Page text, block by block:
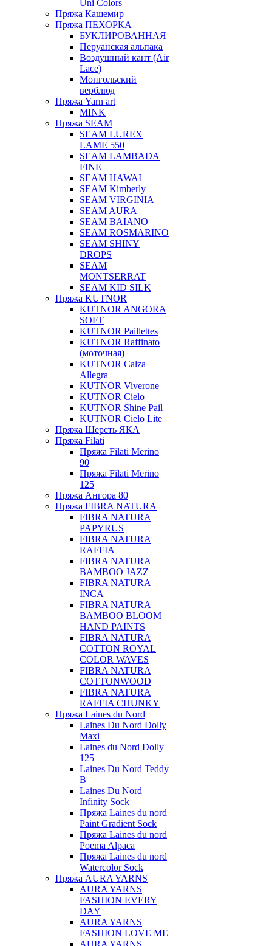
Uni Colors
Пряжа Кашемир
Пряжа ПЕХОРКА
БУКЛИРОВАННАЯ
Перуанская альпака
Воздушный кант (Air
Lace)
Монгольский
верблюд
Пряжа Yarn art
MINK
Пряжа SEAM
SEAM LUREX
LAME 550
SEAM LAMBADA
FINE
SEAM HAWAI
SEAM Kimberly
SEAM VIRGINIA
SEAM AURA
SEAM BAIANO
SEAM ROSMARINO
SEAM SHINY
DROPS
SEAM
MONTSERRAT
SEAM KID SILK
Пряжа KUTNOR
KUTNOR ANGORA
SOFT
KUTNOR Paillettes
KUTNOR Raffinato
(моточная)
KUTNOR Calza
Allegra
KUTNOR Viverone
KUTNOR Cielo
KUTNOR Shine Pail
KUTNOR Cielo Lite
Пряжа Шерсть ЯКА
Пряжа Filati
Пряжа Filati Merino
90
Пряжа Filati Merino
125
Пряжа Ангора 80
Пряжа FIBRA NATURA
FIBRA NATURA
PAPYRUS
FIBRA NATURA
RAFFIA
FIBRA NATURA
BAMBOO JAZZ
FIBRA NATURA
INCA
FIBRA NATURA
BAMBOO BLOOM
HAND PAINTS
FIBRA NATURA
COTTON ROYAL
COLOR WAVES
FIBRA NATURA
COTTONWOOD
FIBRA NATURA
RAFFIA CHUNKY
Пряжа Laines du Nord
Laines Du Nord Dolly
Maxi
Laines du Nord Dolly
125
Laines Du Nord Teddy
B
Laines Du Nord
Infinity Sock
Пряжа Laines du nord
Paint Gradient Sock
Пряжа Laines du nord
Poema Alpaca
Пряжа Laines du nord
Watercolor Sock
Пряжа AURA YARNS
AURA YARNS
FASHION EVERY
DAY
AURA YARNS
FASHION LOVE ME
AURA YARNS